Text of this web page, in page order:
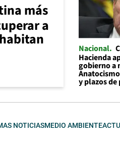
más
a
Nacional
Hacienda
gobierno a
y plazos de
NOTICIASMEDIO AMBIENTE